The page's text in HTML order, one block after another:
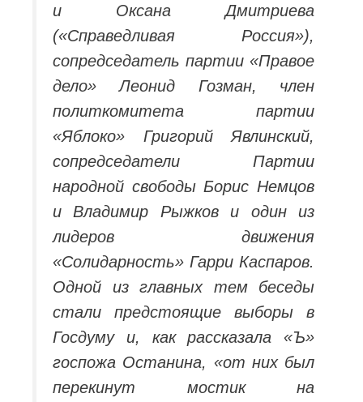
и Оксана Дмитриева
(«Справедливая Россия»),
сопредседатель партии «Правое
дело» Леонид Гозман, член
политкомитета партии
«Яблоко» Григорий Явлинский,
сопредседатели Партии
народной свободы Борис Немцов
и Владимир Рыжков и один из
лидеров движения
«Солидарность» Гарри Каспаров.
Одной из главных тем беседы
стали предстоящие выборы в
Госдуму и, как рассказала «Ъ»
госпожа Останина, «от них был
перекинут мостик на